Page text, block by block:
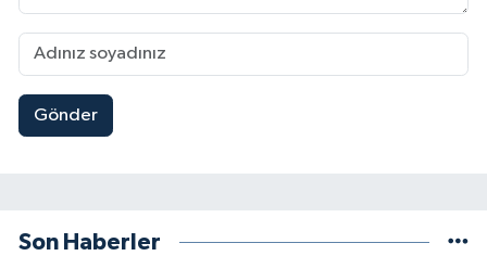
Gönder
Son Haberler